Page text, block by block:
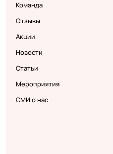
Команда
Отзывы
Акции
Новости
Статьи
Мероприятия
СМИ о нас